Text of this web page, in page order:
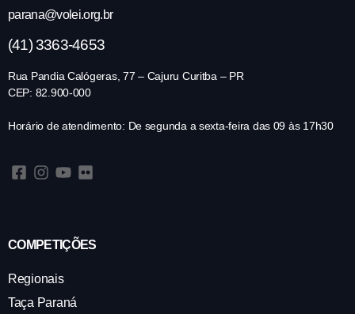
parana@volei.org.br
(41) 3363-4653
Rua Pandia Calógeras, 77 – Cajuru Curitba – PR
CEP: 82.900-000
Horário de atendimento: De segunda a sexta-feira das 09 às 17h30
COMPETIÇÕES
Regionais
Taça Paraná